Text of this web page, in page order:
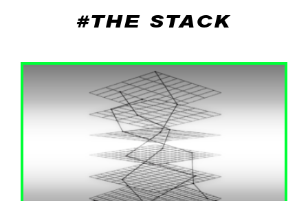
#THE STACK